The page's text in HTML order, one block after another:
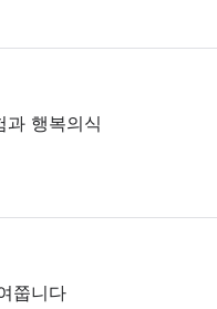
행복의식
쭙니다